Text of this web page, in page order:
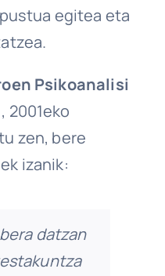
egitea eta
Psikoanalisi
2001eko
zen, bere
izanik:
datzan